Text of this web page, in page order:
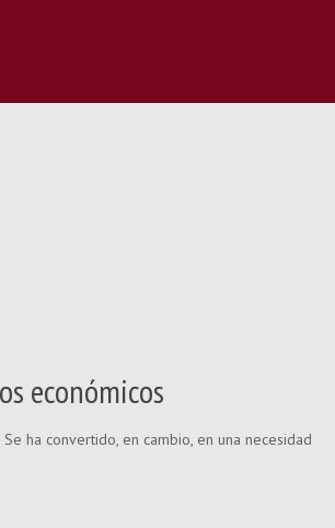
económicos
ha convertido, en cambio, en una necesidad